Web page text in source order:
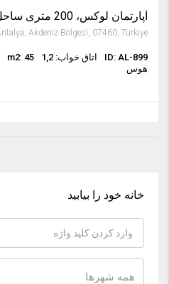
آپارتمان لوکس، 200 متری ساحل در تسمورآلانیا
ID: AL-899 اتاق خواب: 1,2 m2: 45
هوس
خانه خود را بیابید
همه شهرها